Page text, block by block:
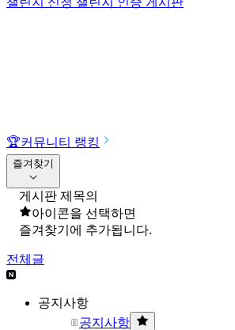
🏆커뮤니티 랭킹
즐겨찾기
게시판 제목의
아이콘을 선택하면
즐겨찾기에 추가됩니다.
전체글
공지사항
공지사항